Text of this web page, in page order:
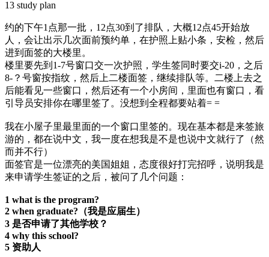
13 study plan
约的下午1点那一批，12点30到了排队，大概12点45开始放
人，会让出示几次面前预约单，在护照上贴小条，安检，然后
进到面签的大楼里。
楼里要先到1-7号窗口交一次护照，学生签同时要交i-20，之后
8-？号窗按指纹，然后上二楼面签，继续排队等。二楼上去之
后能看见一些窗口，然后还有一个小房间，里面也有窗口，看
引导员安排你在哪里签了。没想到全程都要站着= =
我在小屋子里最里面的一个窗口里签的。现在基本都是来签旅
游的，都在说中文，我一度在想我是不是也说中文就行了（然
而并不行）
面签官是一位漂亮的美国姐姐，态度很好打完招呼，说明我是
来申请学生签证的之后，被问了几个问题：
1 what is the program?
2 when graduate?（我是应届生）
3 是否申请了其他学校？
4 why this school?
5 资助人